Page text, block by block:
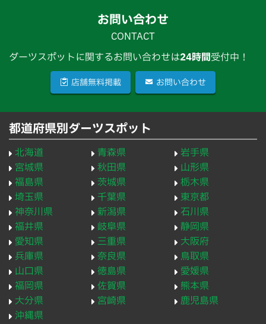
お問い合わせ
CONTACT
ダーツスポットに関するお問い合わせは24時間受付中！
店舗無料掲載 お問い合わせ
都道府県別ダーツスポット
北海道 青森県
岩手県
宮城県
秋田県
山形県
福島県
茨城県
栃木県
埼玉県
千葉県
東京都
神奈川県
新潟県
石川県
福井県
岐阜県
静岡県
愛知県
三重県
大阪府
兵庫県
奈良県
鳥取県
山口県
徳島県
愛媛県
福岡県
佐賀県
熊本県
大分県
宮崎県
鹿児島県
沖縄県